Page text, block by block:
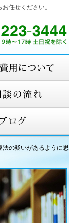
任せください。
法の疑いがあるように思